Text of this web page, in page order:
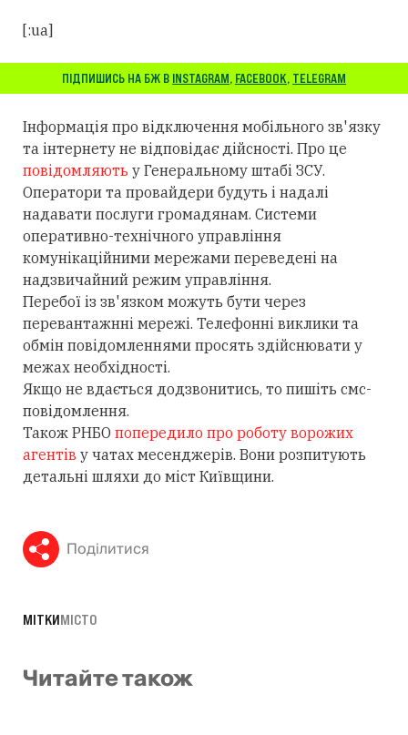
[:ua]
ПІДПИШИСЬ НА БЖ В INSTAGRAM, FACEBOOK, TELEGRAM
Інформація про відключення мобільного зв'язку
та інтернету не відповідає дійсності. Про це
повідомляють у Генеральному штабі ЗСУ.
Оператори та провайдери будуть і надалі
надавати послуги громадянам. Системи
оперативно-технічного управління
комунікаційними мережами переведені на
надзвичайний режим управління.
Перебої із зв'язком можуть бути через
перевантажнні мережі. Телефонні виклики та
обмін повідомленнями просять здійснювати у
межах необхідності.
Якщо не вдається додзвонитись, то пишіть смс-
повідомлення.
Також РНБО попередило про роботу ворожих
агентів у чатах месенджерів. Вони розпитують
детальні шляхи до міст Київщини.
Поділитися
МІТКИМІСТО
Читайте також